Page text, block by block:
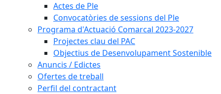
Actes de Ple
Convocatòries de sessions del Ple
Programa d'Actuació Comarcal 2023-2027
Projectes clau del PAC
Objectius de Desenvolupament Sostenible
Anuncis / Edictes
Ofertes de treball
Perfil del contractant